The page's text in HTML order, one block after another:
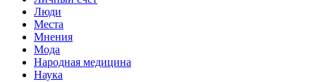
Люди
Места
Мнения
Мода
Народная медицина
Наука